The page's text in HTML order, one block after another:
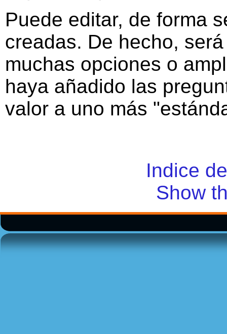
Puede editar, de forma
creadas. De hecho,
muchas opciones o
haya añadido las
valor a uno más
Indice
Show